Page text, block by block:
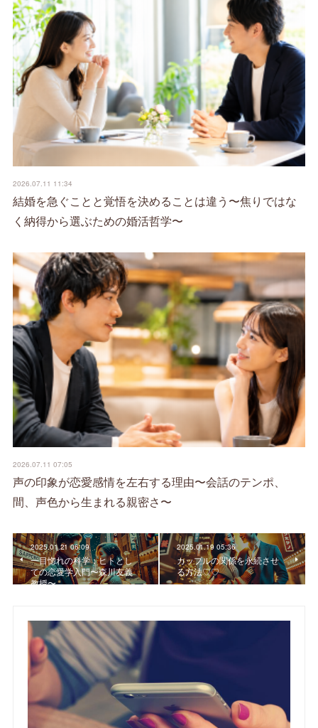
2026.07.11 11:34
結婚を急ぐことと覚悟を決めることは違う〜焦りではな
く納得から選ぶための婚活哲学〜
2026.07.11 07:05
声の印象が恋愛感情を左右する理由〜会話のテンポ、
間、声色から生まれる親密さ〜
2025.01.21 06:09
一目惚れの科学：ヒトとし
ての恋愛学入門〜森川友義
教授〜
2025.01.19 05:36
カップルの関係を永続させ
る方法♡♡